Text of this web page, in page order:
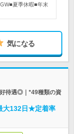
夏季休暇■年末
気になる
待遇◎｜*49種類の資
大132日★定着率